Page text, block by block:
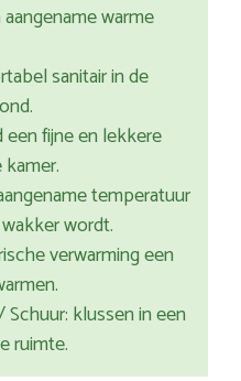
warme
sanitair in de
fijne en lekkere
temperatuur
wordt.
verwarming een
Schuur: klussen in een
ruimte.